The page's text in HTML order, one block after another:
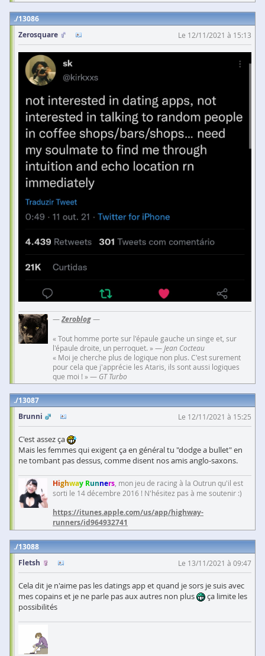
13086
Zerosquare
Le 12/11/2021 à 15:13
—Zeroblog—
« Tout homme porte sur l'épaule gauche un singe et, sur
l'épaule droite, un perroquet. » — Jean Cocteau
« Moi je cherche plus de logique non plus. C'est surement
pour cela que j'apprécie les Ataris, ils sont aussi logiques
que moi ! » — GT Turbo
13087
Brunni
Le 12/11/2021 à 15:25
C'est assez ça
Mais les femmes qui exigent ça en général tu "dodge a bullet" en
ne tombant pas dessus, comme disent nos amis anglo-saxons.
Highway Runners , mon jeu de racing à la Outrun qu'il est
sorti le 14 décembre 2016 ! N'hésitez pas à me soutenir :)
https://itunes.apple.com/us/app/highway-
runners/id964932741
13088
Fletsh
Le 13/11/2021 à 09:47
Cela dit je n'aime pas les datings app et quand je sors je suis avec
mes copains et je ne parle pas aux autres non plus
ça limite les
possibilités